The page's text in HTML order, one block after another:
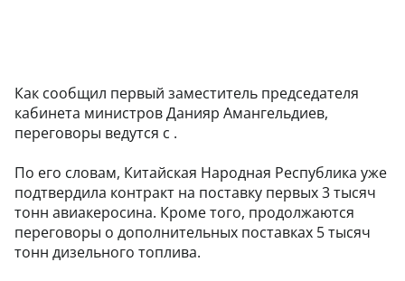
Как сообщил первый заместитель председателя
кабинета министров Данияр Амангельдиев,
переговоры ведутся с .
По его словам, Китайская Народная Республика уже
подтвердила контракт на поставку первых 3 тысяч
тонн авиакеросина. Кроме того, продолжаются
переговоры о дополнительных поставках 5 тысяч
тонн дизельного топлива.